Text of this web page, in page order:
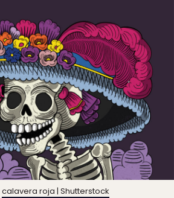
calavera roja | Shutterstock